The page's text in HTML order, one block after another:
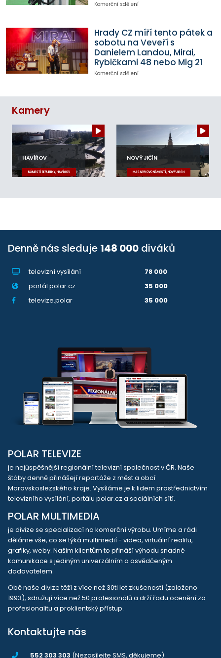
Komerční sdělení
Hrady CZ míří tento pátek a
sobotu na Veveří s
Danielem Landou, Mirai,
Rybičkami 48 nebo Mig 21
Komerční sdělení
Kamery
HAVÍŘOV
NÁMĚSTÍ REPUBLIKY, HAVÍŘOV
NOVÝ JIČÍN
MASARYKOVO NÁMĚSTÍ, NOVÝ JIČÍN
Denně nás sleduje 148 000 diváků
televizní vysílání
78 000
portál polar.cz
35 000
televize.polar
35 000
POLAR TELEVIZE
je nejúspěšnější regionální televizní společnost v ČR. Naše
štáby denně přinášejí reportáže z měst a obcí
Moravskoslezského kraje. Vysíláme je k lidem prostřednictvím
televizního vysílání, portálu polar.cz a sociálních sítí.
POLAR MULTIMEDIA
je divize se specializací na komerční výrobu. Umíme a rádi
děláme vše, co se týká multimedií - videa, virtuální realitu,
grafiky, weby. Našim klientům to přináší výhodu snadné
komunikace s jediným univerzálním a osvědčeným
dodavatelem.
Obě naše divize těží z více než 30ti let zkušeností (založeno
1993), sdružují více než 50 profesionálů a drží řadu ocenění za
profesionalitu a proklientský přístup.
Kontaktujte nás
552 303 303 (Nezasílejte SMS, děkujeme)